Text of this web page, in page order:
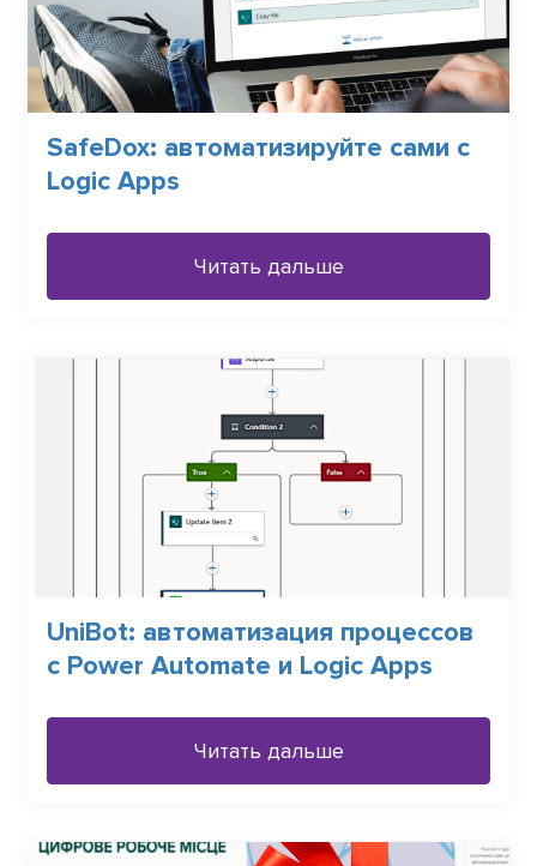
SafeDox: автоматизируйте сами с
Logic Apps
Читать дальше
UniBot: автоматизация процессов
с Power Automate и Logic Apps
Читать дальше